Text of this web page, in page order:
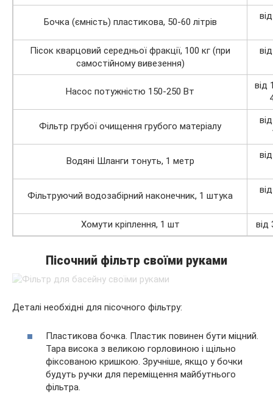
Бочка (ємність) пластикова, 50-60 літрів
Пісок кварцовий середньої фракції, 100 кг (при
самостійному вивезення)
Насос потужністю 150-250 Вт
від
Фільтр грубої очищення грубого матеріалу
Водяні Шланги тонуть, 1 метр
Фільтруючий водозабірний наконечник, 1 штука
Хомути кріплення, 1 шт від
Пісочний фільтр своїми руками
Деталі необхідні для пісочного фільтру:
Пластикова бочка. Пластик повинен бути міцний.
Тара висока з великою горловиною і щільно
фіксованою кришкою. Зручніше, якщо у бочки
будуть ручки для переміщення майбутнього
фільтра.